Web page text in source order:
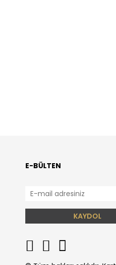
E-BÜLTEN
KAYDOL